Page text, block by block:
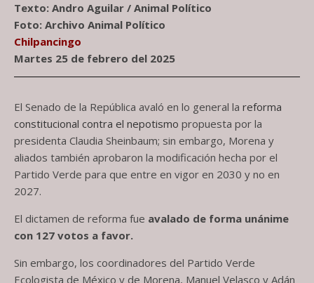
Texto: Andro Aguilar / Animal Político
Foto: Archivo Animal Político
Chilpancingo
Martes 25 de febrero del 2025
El Senado de la República avaló en lo general la reforma
constitucional contra el nepotismo propuesta por la
presidenta Claudia Sheinbaum; sin embargo, Morena y
aliados también aprobaron la modificación hecha por el
Partido Verde para que entre en vigor en 2030 y no en
2027.
El dictamen de reforma fue avalado de forma unánime
con 127 votos a favor.
Sin embargo, los coordinadores del Partido Verde
Ecologista de México y de Morena, Manuel Velasco y Adán